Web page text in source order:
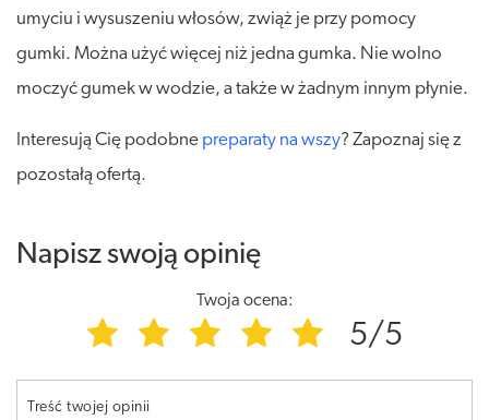
umyciu i wysuszeniu włosów, zwiąż je przy pomocy
gumki. Można użyć więcej niż jedna gumka. Nie wolno
moczyć gumek w wodzie, a także w żadnym innym płynie.
Interesują Cię podobne preparaty na wszy? Zapoznaj się z
pozostałą ofertą.
Napisz swoją opinię
Twoja ocena:
5/5
Treść twojej opinii